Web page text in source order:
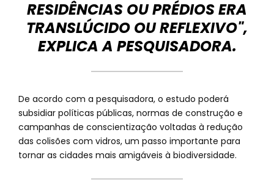
RESIDÊNCIAS OU PRÉDIOS ERA
TRANSLÚCIDO OU REFLEXIVO",
EXPLICA A PESQUISADORA.
De acordo com a pesquisadora, o estudo poderá
subsidiar políticas públicas, normas de construção e
campanhas de conscientização voltadas à redução
das colisões com vidros, um passo importante para
tornar as cidades mais amigáveis à biodiversidade.